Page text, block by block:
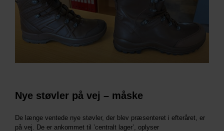
Nye støvler på vej – måske
De længe ventede nye støvler, der blev præsenteret i efteråret, er
på vej. De er ankommet til ’centralt lager’, oplyser